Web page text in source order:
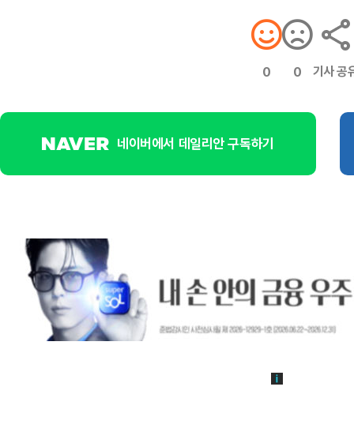
0 0 기사 공
네이버에서 데일리안 구독하기